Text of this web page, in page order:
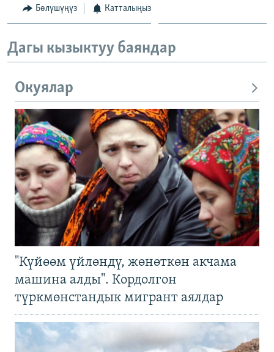
Бөлүшүңүз Катталыңыз
Дагы кызыктуу баяндар
Окуялар
"Күйөөм үйлөндү, жөнөткөн акчама
машина алды". Кордолгон
түркмөнстандык мигрант аялдар